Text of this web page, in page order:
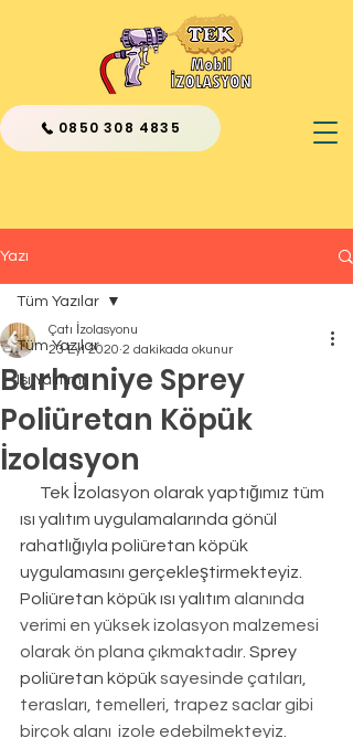
0850 308 4835
Yazı
Tüm Yazılar
Isı Yalıtımı
Tüm Yazılar
Burhaniye Sprey
Poliüretan Köpük
İzolasyon
Çatı İzolasyonu
23 Eyl 2020 2 dakikada okunur
ısı yalıtım uygulamalarında gönül
rahatlığıyla poliüretan köpük
uygulamasını gerçekleştirmekteyiz.
Poliüretan köpük ısı yalıtım alanında
verimi en yüksek izolasyon malzemesi
olarak ön plana çıkmaktadır. Sprey
poliüretan köpük sayesinde çatıları,
terasları, temelleri, trapez saclar gibi
birçok alanı  izole edebilmekteyiz.